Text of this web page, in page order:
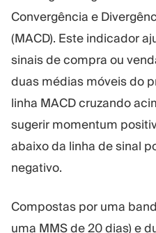
Convergência e
(MACD). Este indicador
sinais de compra ou
duas médias móveis do
linha MACD cruzando
sugerir momentum
abaixo da linha de sinal
negativo.
Compostas por uma
uma MMS de 20 dias) e